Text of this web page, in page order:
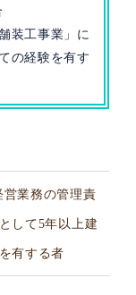
装工事業」に
の経験を有す
業務の管理責
して5年以上建
有する者